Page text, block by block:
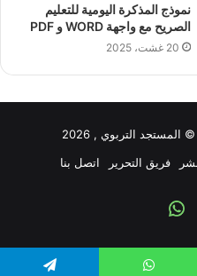
نموذج المذكرة اليومية للتعليم
الصريح مع واجهة WORD و PDF
20 غشت، 2025
© المستجد التربوي , 2026
فريق التحرير اتصل بنا